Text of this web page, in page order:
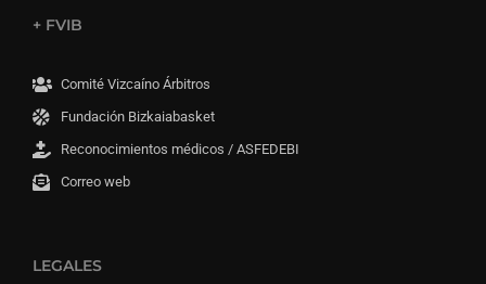
+ FVIB
Comité Vizcaíno Árbitros
Fundación Bizkaiabasket
Reconocimientos médicos / ASFEDEBI
Correo web
LEGALES